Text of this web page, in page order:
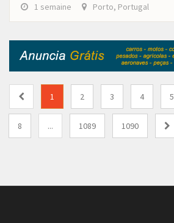
1 semaine Porto, Portugal
1 2 3 4 5
8 ... 1089 1090